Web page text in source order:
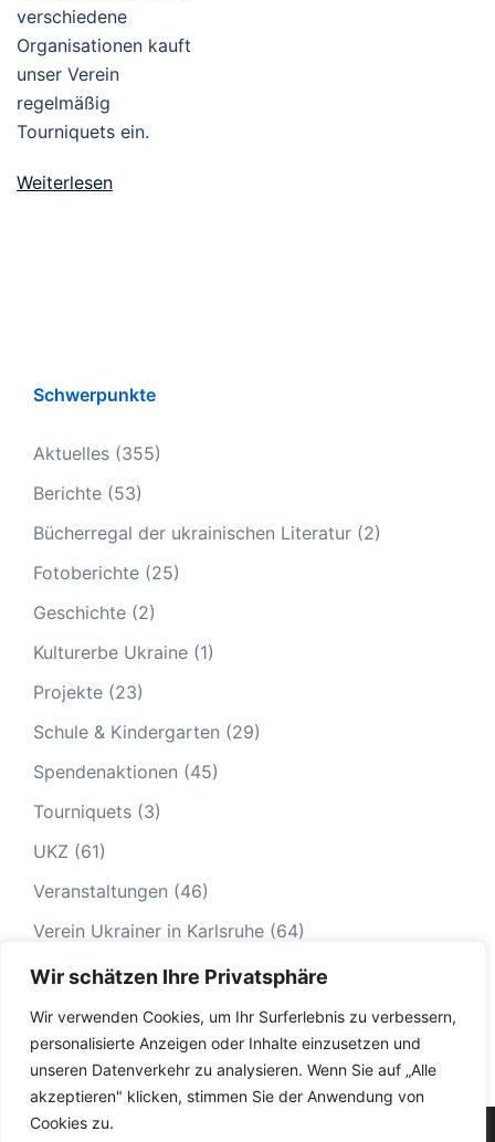
Wir schätzen Ihre Privatsphäre
Wir verwenden Cookies, um Ihr Surferlebnis zu verbessern,
personalisierte Anzeigen oder Inhalte einzusetzen und
unseren Datenverkehr zu analysieren. Wenn Sie auf „Alle
akzeptieren" klicken, stimmen Sie der Anwendung von
Cookies zu.
verschiedene
Organisationen kauft
unser Verein
regelmäßig
Tourniquets ein.
Weiterlesen
Schwerpunkte
Aktuelles (355)
Berichte (53)
Bücherregal der ukrainischen Literatur (2)
Fotoberichte (25)
Geschichte (2)
Kulturerbe Ukraine (1)
Projekte (23)
Schule & Kindergarten (29)
Spendenaktionen (45)
Tourniquets (3)
UKZ (61)
Veranstaltungen (46)
Verein Ukrainer in Karlsruhe (64)